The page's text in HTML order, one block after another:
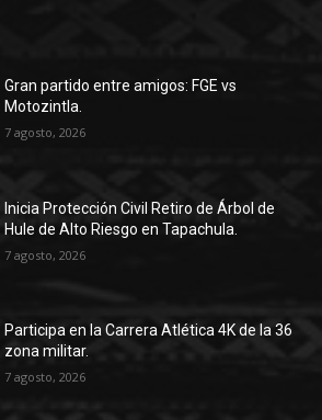
Gran partido entre amigos: FGE vs
Motozintla.
7 agosto, 2026
Inicia Protección Civil Retiro de Árbol de
Hule de Alto Riesgo en Tapachula.
7 agosto, 2026
Participa en la Carrera Atlética 4K de la 36
zona militar.
7 agosto, 2026